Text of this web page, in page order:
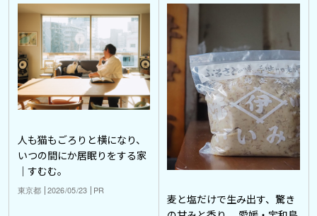
人も猫もごろりと横になり、
いつの間にか居眠りをする家
｜すむむ。
東京都 2026/05/23 PR
麦と塩だけで生み出す、驚き